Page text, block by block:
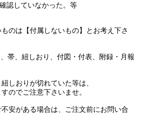
認していなかった。等
のは【付属しないもの】とお考え下さ
帯、紐しおり、付図・付表、附録・月報
しおりが切れていた等は、
のでご注意下さいませ。
安がある場合は、ご注文前にお問い合